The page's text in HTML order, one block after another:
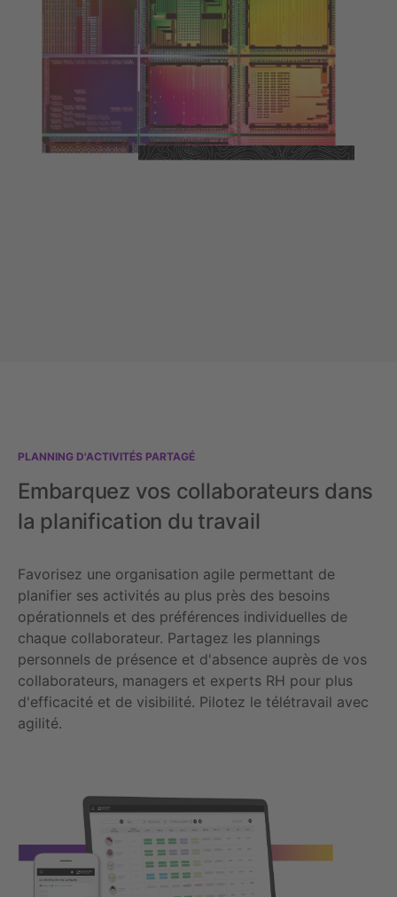
PLANNING D'ACTIVITÉS PARTAGÉ
Embarquez vos collaborateurs dans
la planification du travail
Favorisez une organisation agile permettant de
planifier ses activités au plus près des besoins
opérationnels et des préférences individuelles de
chaque collaborateur. Partagez les plannings
personnels de présence et d'absence auprès de vos
collaborateurs, managers et experts RH pour plus
d'efficacité et de visibilité. Pilotez le télétravail avec
agilité.